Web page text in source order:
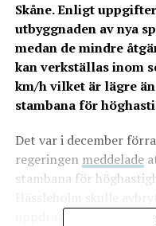
Skåne. Enligt
utbyggnaden av nya
medan de mindre
kan verkställas inom
km/h vilket är lägre
stambana för
Det var i december
regeringen meddelade
stambana för
uppdrag att utreda